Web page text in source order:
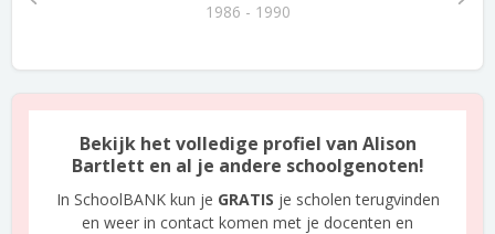
1986 - 1990
Bekijk het volledige profiel van Alison
Bartlett en al je andere schoolgenoten!
In SchoolBANK kun je GRATIS je scholen terugvinden
en weer in contact komen met je docenten en